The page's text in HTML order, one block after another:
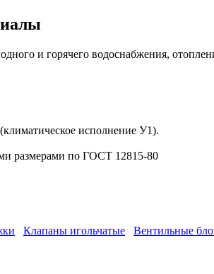
и горячего водоснабжения,
исполнение У1).
размерами по ГОСТ 12815-80
Клапаны игольчатые Вентильные